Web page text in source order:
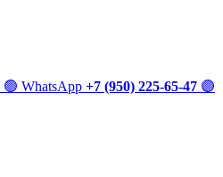
🟢 WhatsApp +7 (950) 225-65-47 🟣